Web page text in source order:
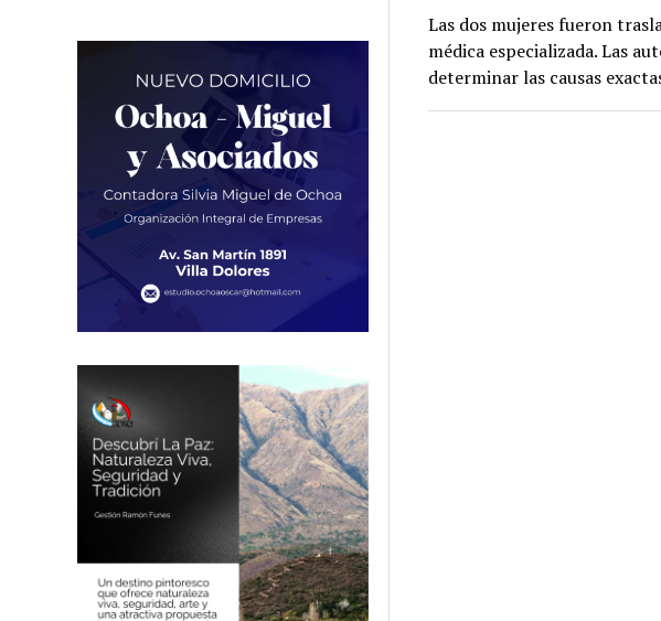
Las dos mujeres fueron
médica especializada. Las
determinar las causas